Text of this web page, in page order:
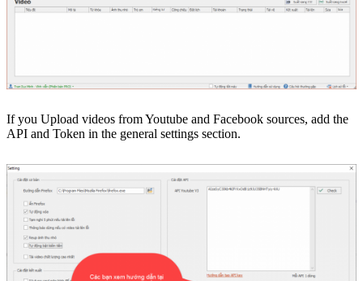
If you Upload videos from Youtube and Facebook sources, add the
API and Token in the general settings section.